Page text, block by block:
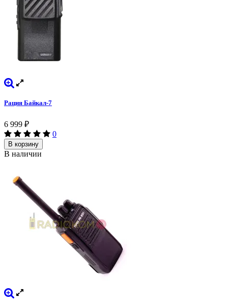
Рация Байкал-7
6 999 ₽
0
В корзину
В наличии